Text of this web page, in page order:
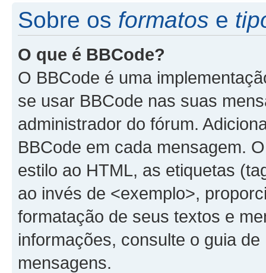
Sobre os formatos e
O que é BBCode?
O BBCode é uma
se usar BBCode nas suas
administrador do fórum.
BBCode em cada mensagem.
estilo ao HTML, as etiquetas
ao invés de <exemplo>,
formatação de seus textos e
informações, consulte o guia
mensagens.